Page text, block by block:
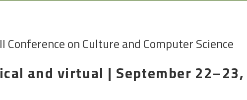
Conference on Culture and Computer Science
and virtual | September 22–23,